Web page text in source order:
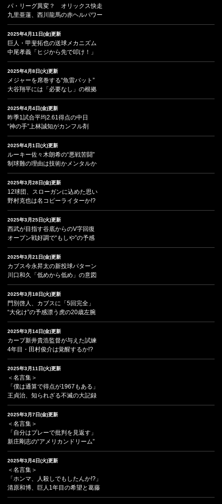
パ・リーグ異変？ オリックス快走
九里亜蓮、西川龍馬の赤ヘルパワー
2025年4月11日(金)更新
巨人・甲斐拓也の送球メカニズム
中尾孝義「ヒジから先で叩け！」
2025年4月8日(火)更新
メジャーを席巻する“魚雷バット”
大谷翔平には「必要なし」の根拠
2025年4月4日(金)更新
昨季1試合平均2.61得点の中日
“神の手”上林誠知がカンフル剤
2025年4月1日(火)更新
ルーキー佐々木朗希の“悪戦苦闘”
制球難の理由は技術かメンタルか
2025年3月28日(金)更新
12球団、スローガンに込めた思い
野村克也は名コピーライターか!?
2025年3月25日(火)更新
西武が目指す谷底からのV字回復
オープン戦好調で“もしや”の予感
2025年3月21日(金)更新
カブス今永昇太の新投球パターン
川口和久「低めから低め」の意図
2025年3月18日(火)更新
門別啓人、カブスに「5回完全」
“大化け”の予感漂う虎の20歳左腕
2025年3月14日(金)更新
カープ新井貴浩監督が与えた試練
4年目・田村俊介は覚醒するか!?
2025年3月11日(火)更新
＜名言集＞
「僕は通算で得点が1967もある」
王貞治、知られざる不滅の大記録
2025年3月7日(金)更新
＜名言集＞
「自分はプレーで批判を見返す」
新庄剛志の“アメリカンドリーム”
2025年3月4日(火)更新
＜名言集＞
「ホンマ、人殺しでもしたんか!?」
清原和博、巨人1年目の希望と葛藤